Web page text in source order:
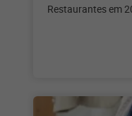
Restaurantes em